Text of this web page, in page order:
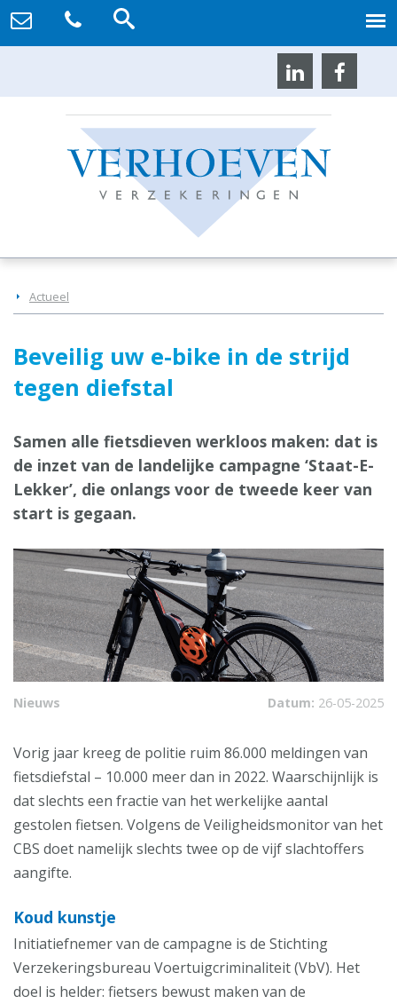
Actueel
Beveilig uw e-bike in de strijd
tegen diefstal
Samen alle fietsdieven werkloos maken: dat is
de inzet van de landelijke campagne ‘Staat-E-
Lekker’, die onlangs voor de tweede keer van
start is gegaan.
Nieuws Datum: 26-05-2025
Vorig jaar kreeg de politie ruim 86.000 meldingen van
fietsdiefstal – 10.000 meer dan in 2022. Waarschijnlijk is
dat slechts een fractie van het werkelijke aantal
gestolen fietsen. Volgens de Veiligheidsmonitor van het
CBS doet namelijk slechts twee op de vijf slachtoffers
aangifte.
Koud kunstje
Initiatiefnemer van de campagne is de Stichting
Verzekeringsbureau Voertuigcriminaliteit (VbV). Het
doel is helder: fietsers bewust maken van de